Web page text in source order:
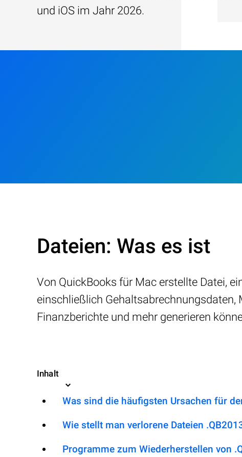
und iOS im Jahr 2026.
Dateien: Was es ist
Von QuickBooks für Mac erstellte Datei,
einschließlich
Finanzberichte und mehr generieren
Inhalt
Was sind die häufigsten Ursachen für
Wie stellt man verlorene Dateien
Programme zum Wiederherstellen von